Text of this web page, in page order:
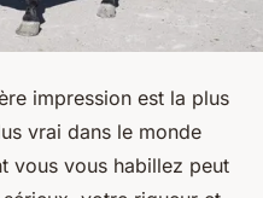
impression est la plus
vrai dans le monde
vous vous habillez peut